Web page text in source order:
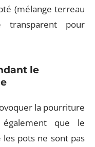
(mélange terreau
pour
le
la pourriture
également que le
pots ne sont pas